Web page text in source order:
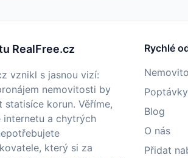
RealFree.cz
vznikl s jasnou vizí:
nemovitosti by
statisíce korun. Věříme,
internetu a chytrých
který si za
Rychlé
Poptávky
Blog
O nás
Přidat